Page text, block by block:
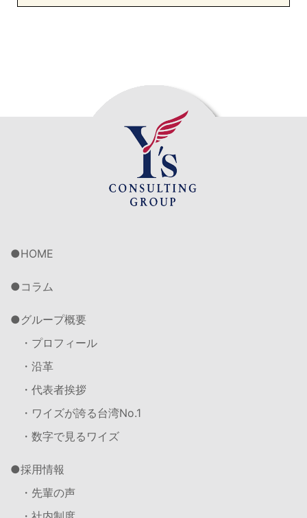
HOME
コラム
グループ概要
・プロフィール
・沿革
・代表者挨拶
・ワイズが誇る台湾No.1
・数字で見るワイズ
採用情報
・先輩の声